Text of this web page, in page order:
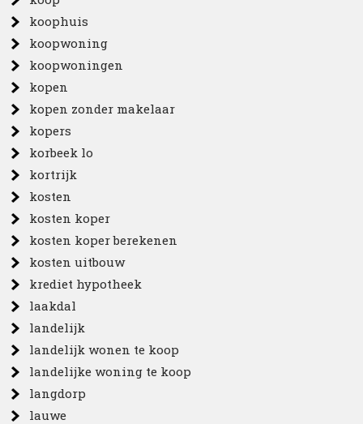
koophuis
koopwoning
koopwoningen
kopen
kopen zonder makelaar
kopers
korbeek lo
kortrijk
kosten
kosten koper
kosten koper berekenen
kosten uitbouw
krediet hypotheek
laakdal
landelijk
landelijk wonen te koop
landelijke woning te koop
langdorp
lauwe